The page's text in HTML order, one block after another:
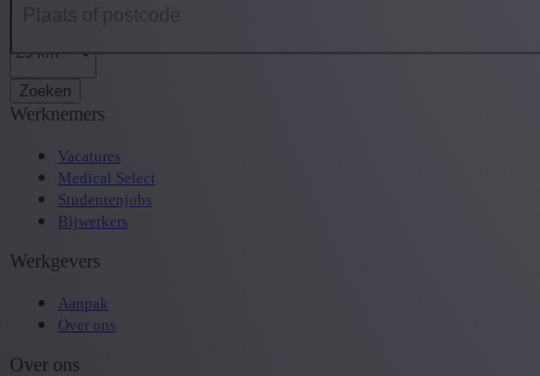
Zoeken
Werknemers
Vacatures
Medical Select
Studentenjobs
Bijwerkers
Werkgevers
Aanpak
Over ons
Over ons